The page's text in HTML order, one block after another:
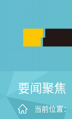
要闻聚焦
当前位置：